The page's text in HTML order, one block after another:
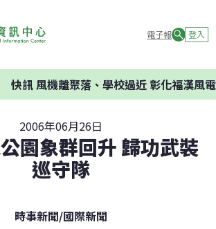
電子報 登入
快訊風機離聚落、學校過近 彰化福漢風電
2006年06月26日
園象群回升 歸功武裝
巡守隊
時事新聞/國際新聞